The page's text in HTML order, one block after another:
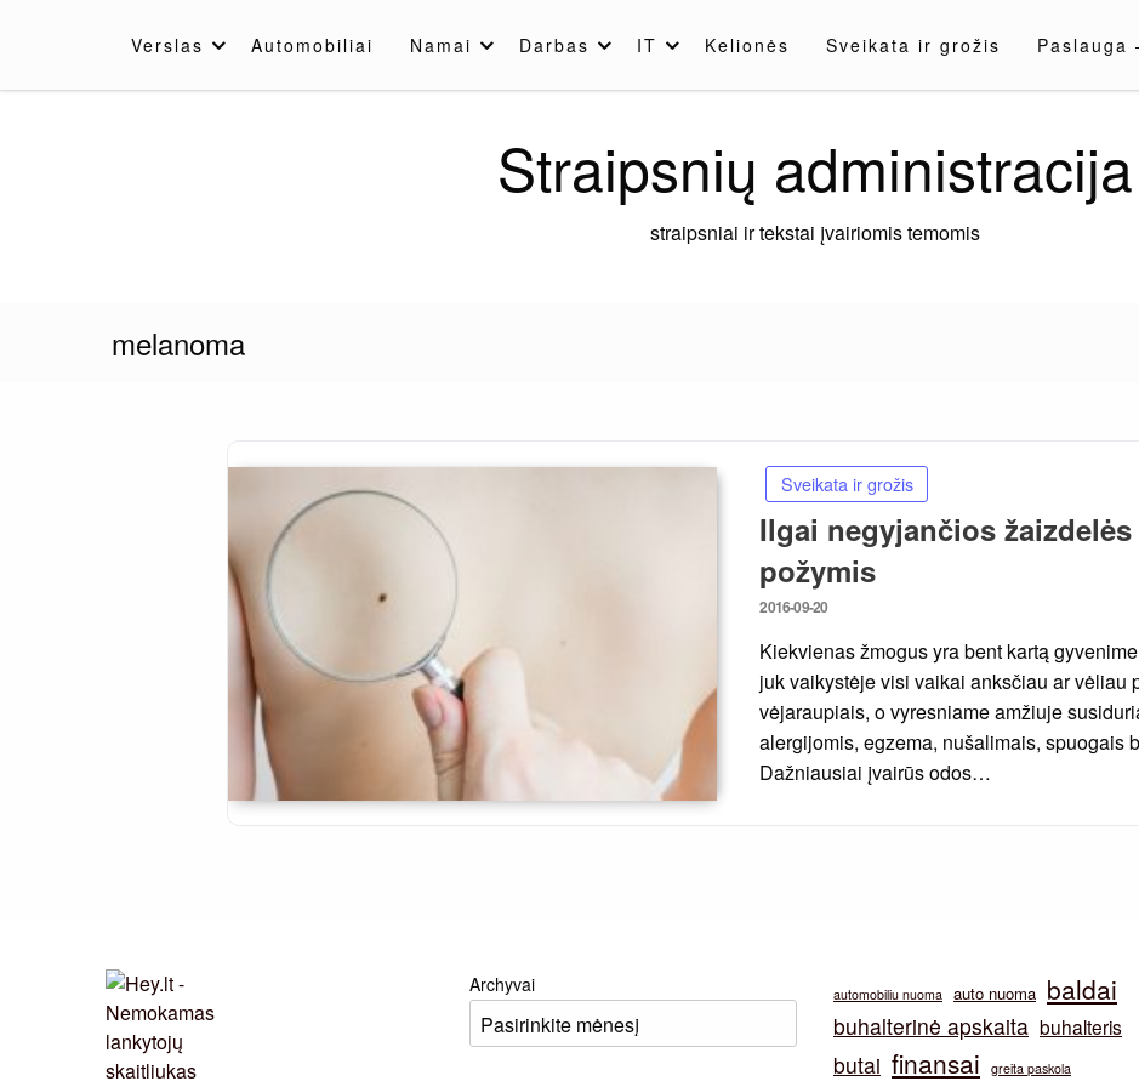
Verslas Automobiliai Namai Darbas IT Kelionės Sveikata ir grožis Paslauga
Straipsnių administracija
straipsniai ir tekstai įvairiomis temomis
melanoma
Sveikata ir grožis
Ilgai negyjančios
požymis
Posted
2016-09-20
Kiekvienas žmogus yra bent kartą
juk vaikystėje visi vaikai anksčiau ar vėliau
vėjaraupiais, o vyresniame amžiuje
alergijomis, egzema, nušalimais, spuogais
Dažniausiai įvairūs odos…
Archyvai automobiliu nuoma auto nuoma baldai
buhalterinė apskaita buhalteris
butai finansai greita paskola